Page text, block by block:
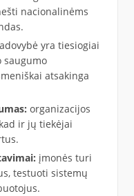
nacionalinėms
yra tiesiogiai
saugumo
atsakinga
organizacijos
ir jų tiekėjai
įmonės turi
testuoti sistemų